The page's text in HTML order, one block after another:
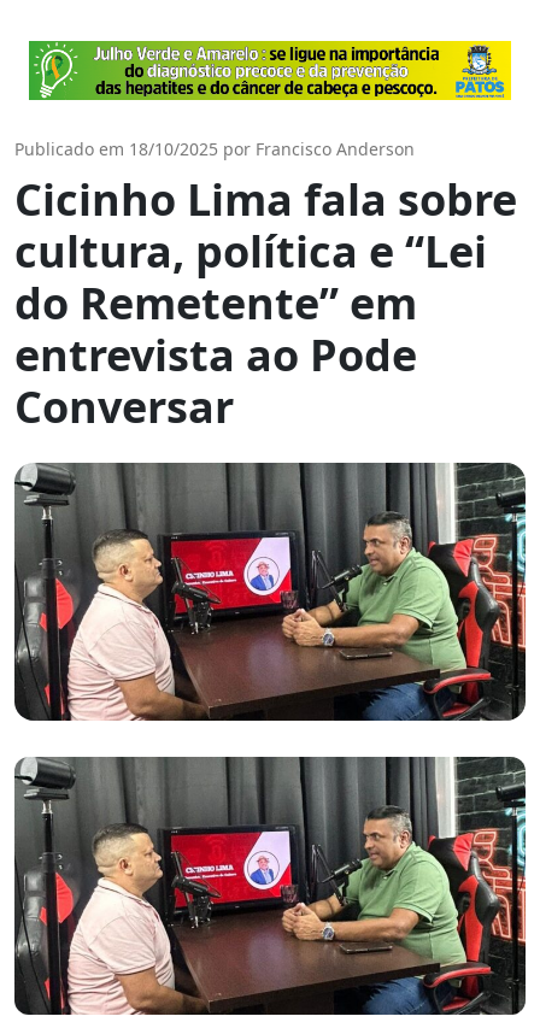
Publicado em 18/10/2025 por Francisco Anderson
Cicinho Lima fala sobre
cultura, política e “Lei
do Remetente” em
entrevista ao Pode
Conversar